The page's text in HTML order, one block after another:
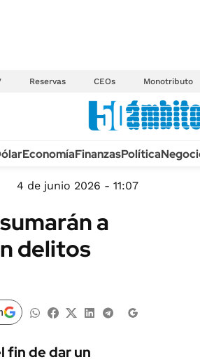
Reservas CEOs Monotributo
TECNOLOGÍA
MÉXICO
MUNDO
INFORMACIÓN GENERAL
AUTOS
EconomíaFinanzasPolítica
4 de junio 2026 - 11:07
a
delitos
fin de dar un